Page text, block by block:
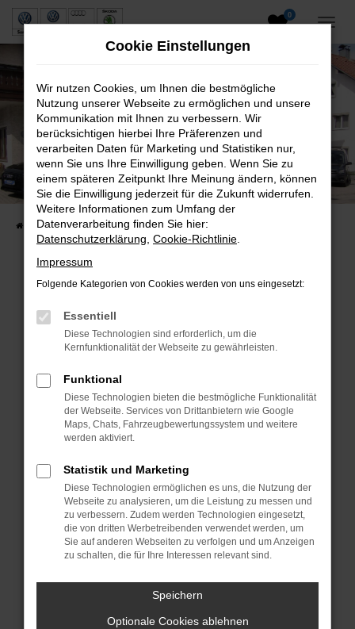
Zum
0
Neuwagen und Gebrauchtwagen
VW, VW Nutzfahrzeuge, Audi & Skoda
Startseite Fahrzeuge Fahrzeugsuche
Beim Laden ist ein Fehler aufgetreten.
Hier sind ein paar Tipps, die dir helfen können:
Überprüfe deine Firewall und deine
Internetverbindung.
Laden andere Webseiten, zum Beispiel deine
Suchmaschine?
Manche Erweiterungen, wie Werbeblocker,
können das Laden bestimmter Seiten
verhindern. Funktioniert die Seite in einem
anderen Browser oder in einem privaten
Fenster?
Starte dein Gerät neu.
Das kann manchmal helfen, vorübergehende
Probleme zu beheben.
Stelle sicher, dass dein Browser und dein
Cookie Einstellungen
Wir nutzen Cookies, um Ihnen die bestmögliche
Nutzung unserer Webseite zu ermöglichen und unsere
Kommunikation mit Ihnen zu verbessern. Wir
berücksichtigen hierbei Ihre Präferenzen und
verarbeiten Daten für Marketing und Statistiken nur,
wenn Sie uns Ihre Einwilligung geben. Wenn Sie zu
einem späteren Zeitpunkt Ihre Meinung ändern, können
Sie die Einwilligung jederzeit für die Zukunft widerrufen.
Weitere Informationen zum Umfang der
Datenverarbeitung finden Sie hier:
Datenschutzerklärung Cookie-Richtlinie
Impressum
Folgende Kategorien von Cookies werden von uns eingesetzt:
Essentiell
Diese Technologien sind erforderlich, um die
Kernfunktionalität der Webseite zu gewährleisten.
Funktional
Diese Technologien bieten die bestmögliche Funktionalität
der Webseite. Services von Drittanbietern wie Google
Maps, Chats, Fahrzeugbewertungssystem und weitere
werden aktiviert.
Statistik und Marketing
Diese Technologien ermöglichen es uns, die Nutzung der
Webseite zu analysieren, um die Leistung zu messen und
zu verbessern. Zudem werden Technologien eingesetzt,
die von dritten Werbetreibenden verwendet werden, um
Sie auf anderen Webseiten zu verfolgen und um Anzeigen
zu schalten, die für Ihre Interessen relevant sind.
Speichern
Optionale Cookies ablehnen